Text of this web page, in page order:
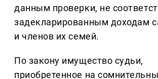
данным проверки, не
задекларированным доходам
и членов их семей.
По закону имущество судьи,
приобретенное на